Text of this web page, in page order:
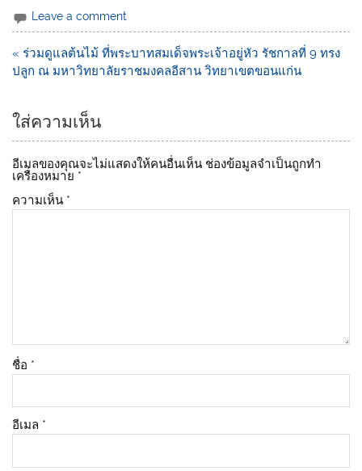
Leave a comment
« ร่วมดูแลต้นไม้ ที่พระบาทสมเด็จพระเจ้าอยู่หัว รัชกาลที่ 9 ทรง
ปลูก ณ มหาวิทยาลัยราชมงคลอีสาน วิทยาเขตขอนแก่น
ใส่ความเห็น
อีเมลของคุณจะไม่แสดงให้คนอื่นเห็น ช่องข้อมูลจำเป็นถูกทำ
เครื่องหมาย *
ความเห็น *
ชื่อ *
อีเมล *